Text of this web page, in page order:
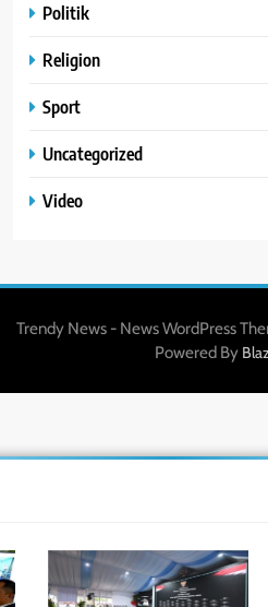
Politik
Religion
Sport
Uncategorized
Video
Trendy News - News WordPress
Powered By